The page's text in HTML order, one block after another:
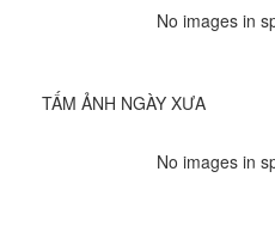
No images in
TẤM ẢNH NGÀY XƯA
No images in